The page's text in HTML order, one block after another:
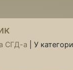
СГД-а У